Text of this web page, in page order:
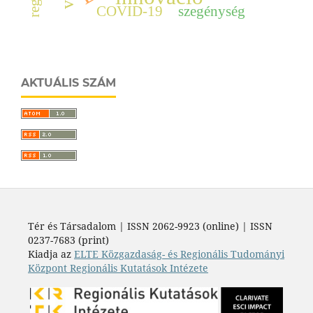
COVID-19 szegénység
AKTUÁLIS SZÁM
Tér és Társadalom | ISSN 2062-9923 (online) | ISSN
0237-7683 (print)
Kiadja az ELTE Közgazdaság- és Regionális Tudományi
Központ Regionális Kutatások Intézete